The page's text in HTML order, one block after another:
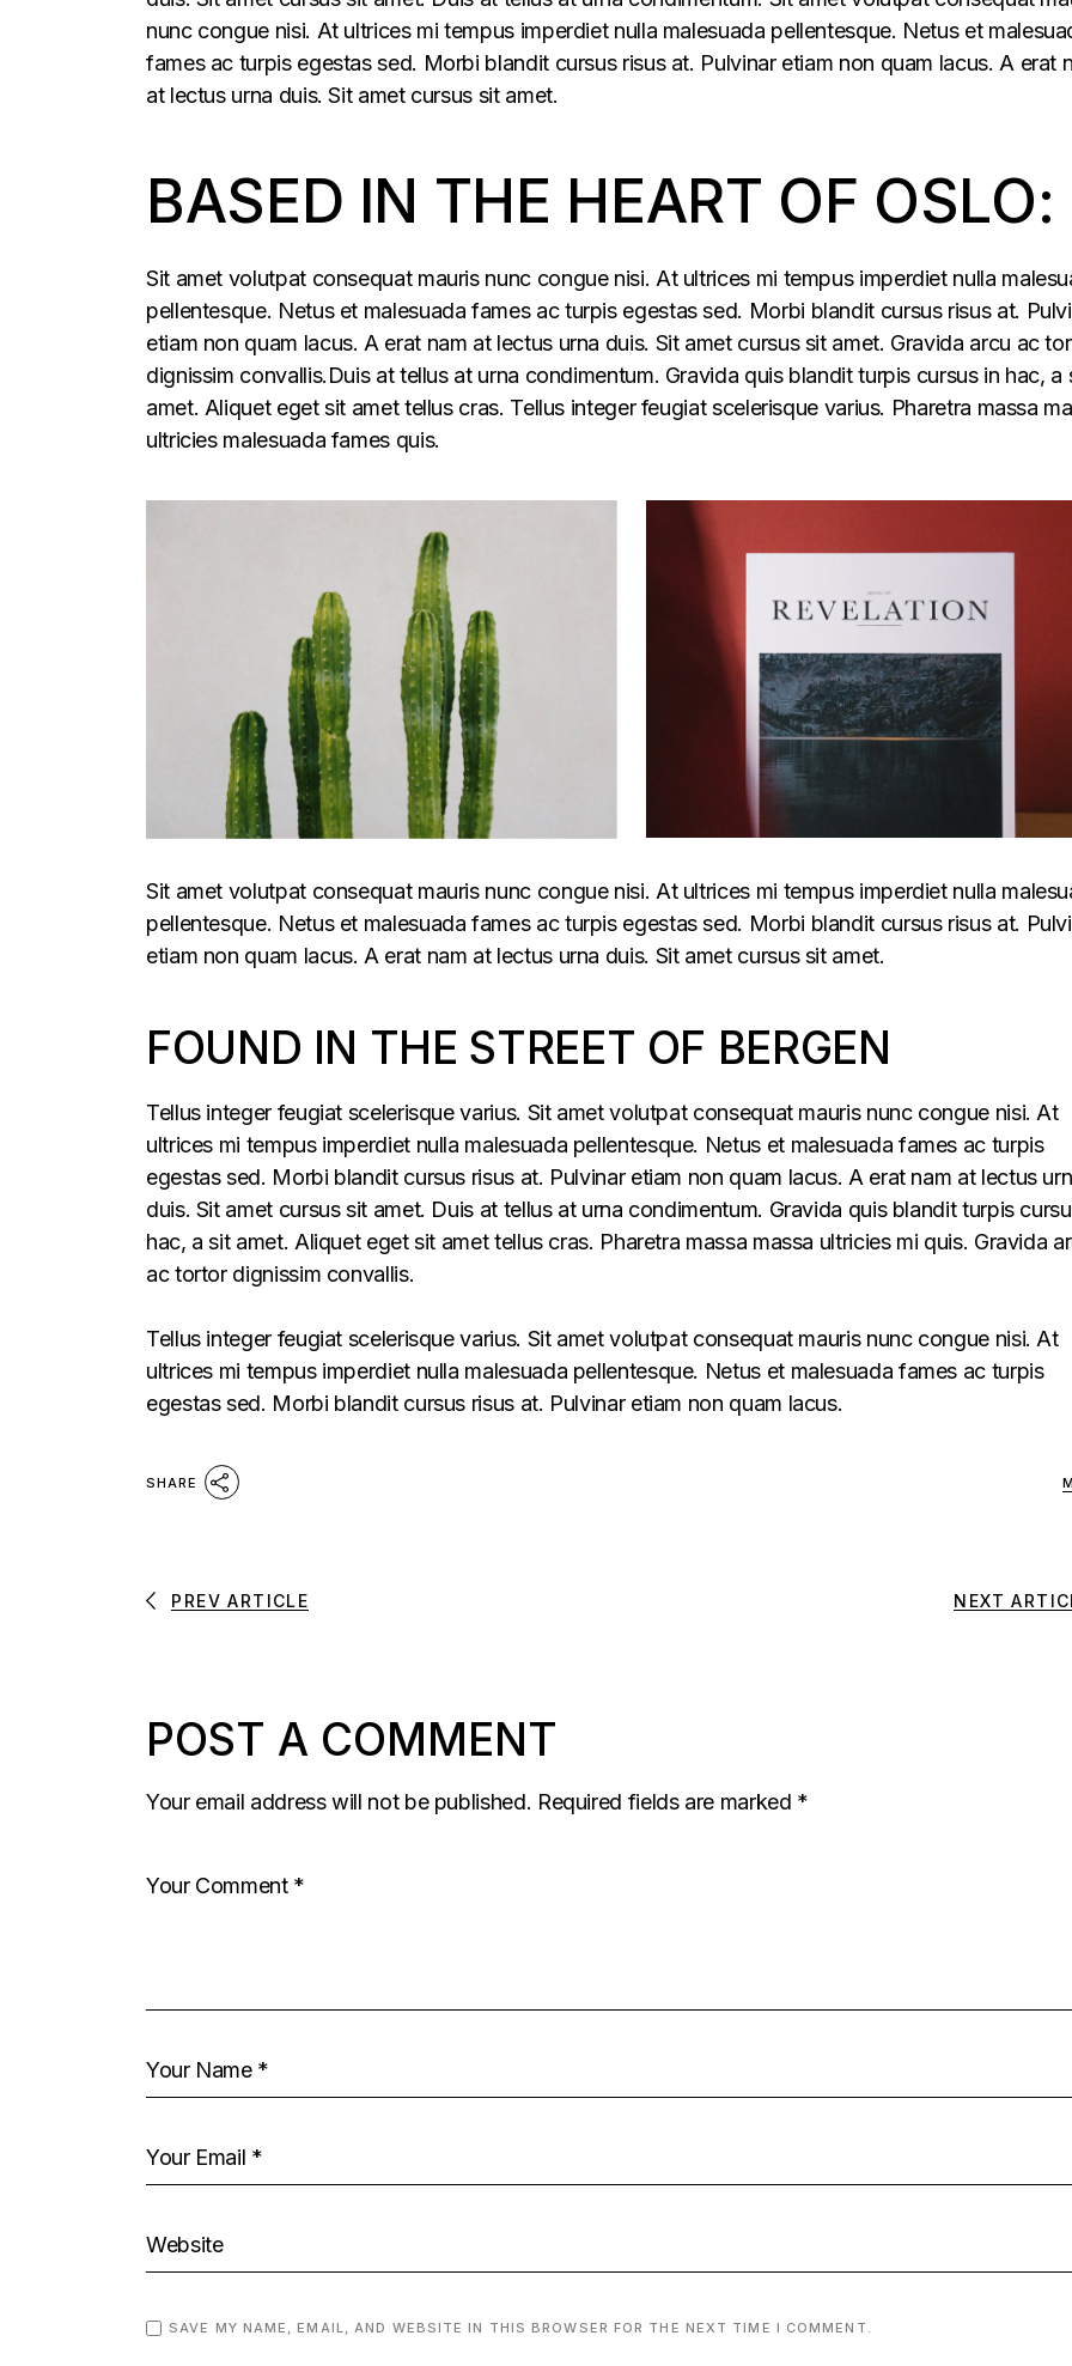
nunc congue nisi. At ultrices mi tempus imperdiet nulla malesuada pellentesque. Netus et
fames ac turpis egestas sed. Morbi blandit cursus risus at. Pulvinar etiam non quam lacus. A erat
at lectus urna duis. Sit amet cursus sit amet.
BASED IN THE HEART OF OSLO:
Sit amet volutpat consequat mauris nunc congue nisi. At ultrices mi tempus imperdiet nulla
pellentesque. Netus et malesuada fames ac turpis egestas sed. Morbi blandit cursus risus at.
etiam non quam lacus. A erat nam at lectus urna duis. Sit amet cursus sit amet. Gravida arcu ac
dignissim convallis.Duis at tellus at urna condimentum. Gravida quis blandit turpis cursus in hac, a
amet. Aliquet eget sit amet tellus cras. Tellus integer feugiat scelerisque varius. Pharetra massa
ultricies malesuada fames quis.
Sit amet volutpat consequat mauris nunc congue nisi. At ultrices mi tempus imperdiet nulla
pellentesque. Netus et malesuada fames ac turpis egestas sed. Morbi blandit cursus risus at.
etiam non quam lacus. A erat nam at lectus urna duis. Sit amet cursus sit amet.
FOUND IN THE STREET OF BERGEN
Tellus integer feugiat scelerisque varius. Sit amet volutpat consequat mauris nunc congue nisi. At
ultrices mi tempus imperdiet nulla malesuada pellentesque. Netus et malesuada fames ac turpis
egestas sed. Morbi blandit cursus risus at. Pulvinar etiam non quam lacus. A erat nam at lectus
duis. Sit amet cursus sit amet. Duis at tellus at urna condimentum. Gravida quis blandit turpis
hac, a sit amet. Aliquet eget sit amet tellus cras. Pharetra massa massa ultricies mi quis. Gravida
ac tortor dignissim convallis.
Tellus integer feugiat scelerisque varius. Sit amet volutpat consequat mauris nunc congue nisi. At
ultrices mi tempus imperdiet nulla malesuada pellentesque. Netus et malesuada fames ac turpis
egestas sed. Morbi blandit cursus risus at. Pulvinar etiam non quam lacus.
SHARE
PREV ARTICLE NEXT
POST A COMMENT
Your email address will not be published. Required fields are marked *
SAVE MY NAME, EMAIL, AND WEBSITE IN THIS BROWSER FOR THE NEXT TIME I COMMENT.